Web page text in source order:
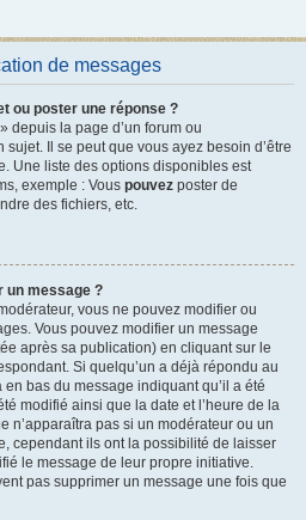
de messages
ou poster une réponse ?
depuis la page d’un forum ou
Il se peut que vous ayez besoin d’être
Une liste des options disponibles est
exemple : Vous pouvez poster de
des fichiers, etc.
un message ?
vous ne pouvez modifier ou
Vous pouvez modifier un message
après sa publication) en cliquant sur le
Si quelqu’un a déjà répondu au
en bas du message indiquant qu’il a été
modifié ainsi que la date et l’heure de la
n’apparaîtra pas si un modérateur ou un
cependant ils ont la possibilité de laisser
le message de leur propre initiative.
pas supprimer un message une fois que